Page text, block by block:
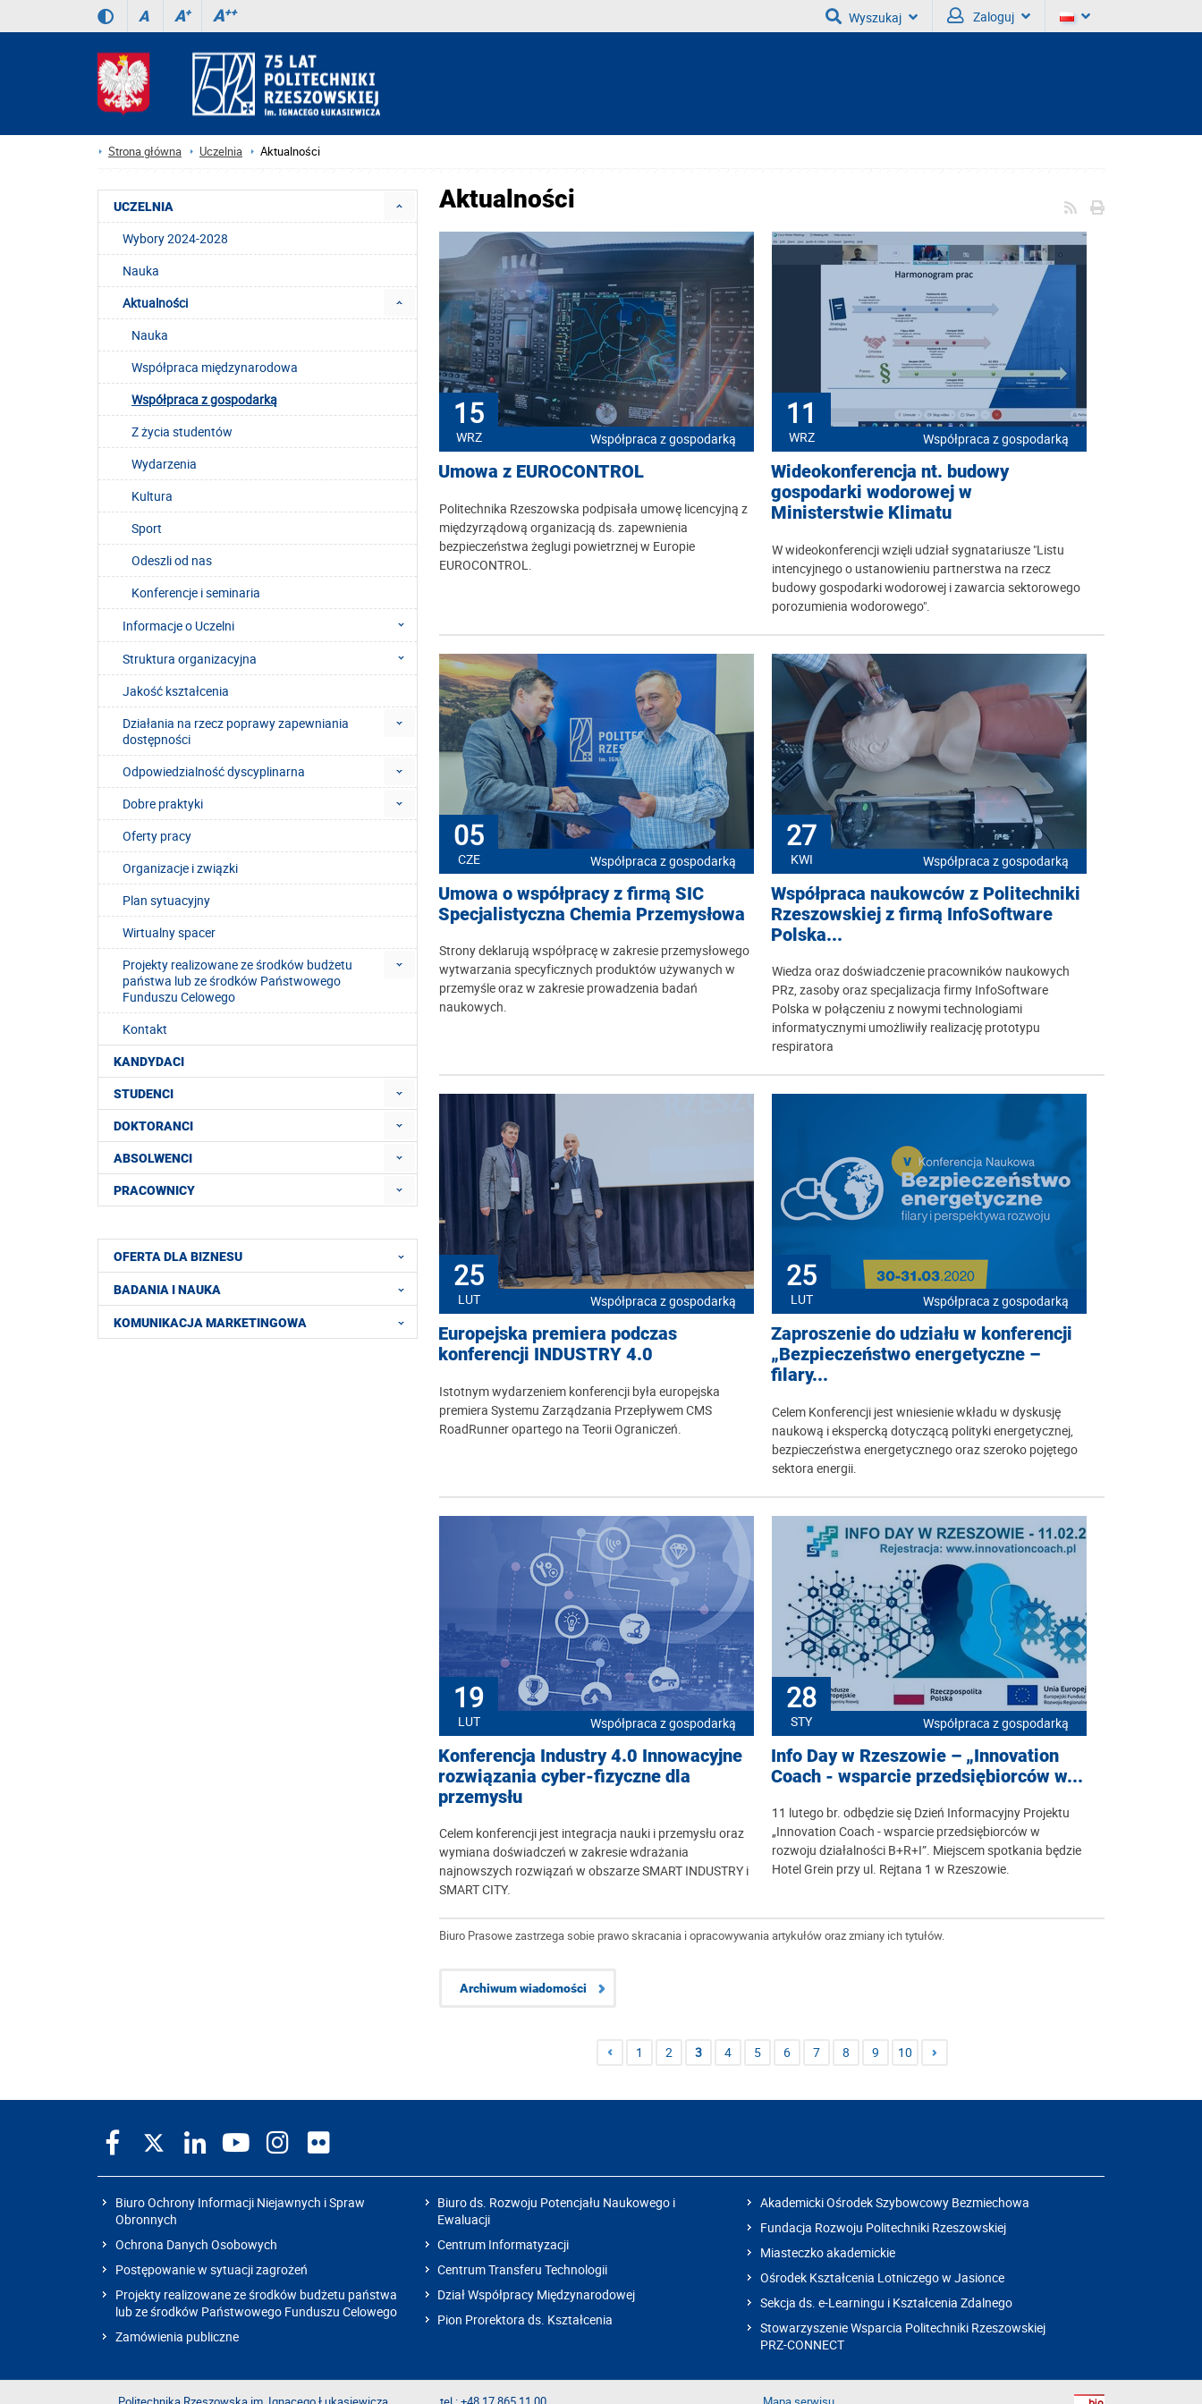
A A+ A++ Wyszukaj Zaloguj
Strona główna Uczelnia Aktualności
Aktualności
15
WRZ Współpraca z gospodarką
Umowa z EUROCONTROL
Politechnika Rzeszowska podpisała umowę licencyjną z
międzyrządową organizacją ds. zapewnienia
bezpieczeństwa żeglugi powietrznej w Europie
EUROCONTROL.
11
WRZ Współpraca z gospodarką
Wideokonferencja nt. budowy
gospodarki wodorowej w
Ministerstwie Klimatu
W wideokonferencji wzięli udział sygnatariusze "Listu
intencyjnego o ustanowieniu partnerstwa na rzecz
budowy gospodarki wodorowej i zawarcia sektorowego
porozumienia wodorowego".
05
CZE Współpraca z gospodarką
Umowa o współpracy z firmą SIC
Specjalistyczna Chemia Przemysłowa
Strony deklarują współpracę w zakresie przemysłowego
wytwarzania specyficznych produktów używanych w
przemyśle oraz w zakresie prowadzenia badań
naukowych.
27
KWI Współpraca z gospodarką
Współpraca naukowców z Politechniki
Rzeszowskiej z firmą InfoSoftware
Polska...
Wiedza oraz doświadczenie pracowników naukowych
PRz, zasoby oraz specjalizacja firmy InfoSoftware
Polska w połączeniu z nowymi technologiami
informatycznymi umożliwiły realizację prototypu
respiratora
25
LUT Współpraca z gospodarką
Europejska premiera podczas
konferencji INDUSTRY 4.0
Istotnym wydarzeniem konferencji była europejska
premiera Systemu Zarządzania Przepływem CMS
RoadRunner opartego na Teorii Ograniczeń.
25
LUT Współpraca z gospodarką
Zaproszenie do udziału w konferencji
„Bezpieczeństwo energetyczne –
filary...
Celem Konferencji jest wniesienie wkładu w dyskusję
naukową i ekspercką dotyczącą polityki energetycznej,
bezpieczeństwa energetycznego oraz szeroko pojętego
sektora energii.
19
LUT Współpraca z gospodarką
Konferencja Industry 4.0 Innowacyjne
rozwiązania cyber-fizyczne dla
przemysłu
Celem konferencji jest integracja nauki i przemysłu oraz
wymiana doświadczeń w zakresie wdrażania
najnowszych rozwiązań w obszarze SMART INDUSTRY i
SMART CITY.
28
STY Współpraca z gospodarką
Info Day w Rzeszowie – „Innovation
Coach - wsparcie przedsiębiorców w...
11 lutego br. odbędzie się Dzień Informacyjny Projektu
„Innovation Coach - wsparcie przedsiębiorców w
rozwoju działalności B+R+I”. Miejscem spotkania będzie
Hotel Grein przy ul. Rejtana 1 w Rzeszowie.
Biuro Prasowe zastrzega sobie prawo skracania i opracowywania artykułów oraz zmiany ich tytułów.
Archiwum wiadomości
1 2 3 4 5 6 7 8 9 10
UCZELNIA
Wybory 2024-2028
Nauka
Aktualności
Nauka
Współpraca międzynarodowa
Współpraca z gospodarką
Z życia studentów
Wydarzenia
Kultura
Sport
Odeszli od nas
Konferencje i seminaria
Informacje o Uczelni
Struktura organizacyjna
Jakość kształcenia
Działania na rzecz poprawy zapewniania
dostępności
Odpowiedzialność dyscyplinarna
Dobre praktyki
Oferty pracy
Organizacje i związki
Plan sytuacyjny
Wirtualny spacer
Projekty realizowane ze środków budżetu
państwa lub ze środków Państwowego
Funduszu Celowego
Kontakt
KANDYDACI
STUDENCI
DOKTORANCI
ABSOLWENCI
PRACOWNICY
OFERTA DLA BIZNESU
BADANIA I NAUKA
KOMUNIKACJA MARKETINGOWA
Biuro Ochrony Informacji Niejawnych i Spraw
Obronnych
Ochrona Danych Osobowych
Postępowanie w sytuacji zagrożeń
Projekty realizowane ze środków budżetu państwa
lub ze środków Państwowego Funduszu Celowego
Zamówienia publiczne
Biuro ds. Rozwoju Potencjału Naukowego i
Ewaluacji
Centrum Informatyzacji
Centrum Transferu Technologii
Dział Współpracy Międzynarodowej
Pion Prorektora ds. Kształcenia
Akademicki Ośrodek Szybowcowy Bezmiechowa
Fundacja Rozwoju Politechniki Rzeszowskiej
Miasteczko akademickie
Ośrodek Kształcenia Lotniczego w Jasionce
Sekcja ds. e-Learningu i Kształcenia Zdalnego
Stowarzyszenie Wsparcia Politechniki Rzeszowskiej
PRZ-CONNECT